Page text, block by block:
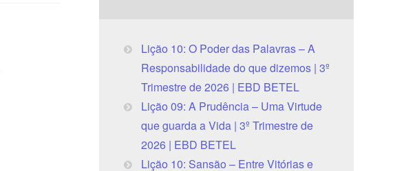
Lição 10: O Poder das Palavras – A
Responsabilidade do que dizemos | 3º
Trimestre de 2026 | EBD BETEL
Lição 09: A Prudência – Uma Virtude
que guarda a Vida | 3º Trimestre de
2026 | EBD BETEL
Lição 10: Sansão – Entre Vitórias e